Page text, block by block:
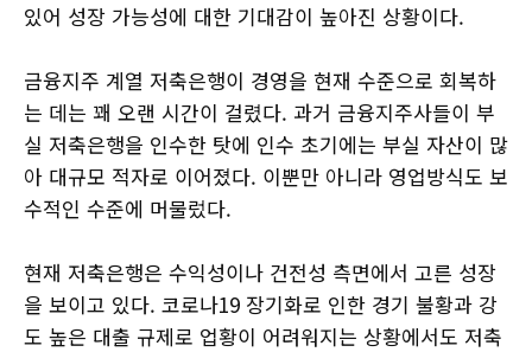
있어 성장 가능성에 대한 기대감이 높아진 상황이다.
금융지주 계열 저축은행이 경영을 현재 수준으로 회복하
는 데는 꽤 오랜 시간이 걸렸다. 과거 금융지주사들이 부
실 저축은행을 인수한 탓에 인수 초기에는 부실 자산이 많
아 대규모 적자로 이어졌다. 이뿐만 아니라 영업방식도 보
수적인 수준에 머물렀다.
현재 저축은행은 수익성이나 건전성 측면에서 고른 성장
을 보이고 있다. 코로나19 장기화로 인한 경기 불황과 강
도 높은 대출 규제로 업황이 어려워지는 상황에서도 저축